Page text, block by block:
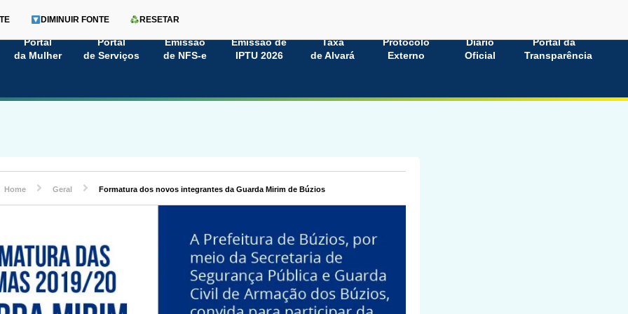
Portal
da Mulher
Portal
de Serviços
Emissão
de NFS-e
Emissão de
IPTU 2026
Taxa
de Alvará
Protocolo
Externo
Diário
Oficial
Portal da
Transparência
DIMINUIR FONTE RESETAR
Home Geral Formatura dos novos integrantes da Guarda Mirim de Búzios